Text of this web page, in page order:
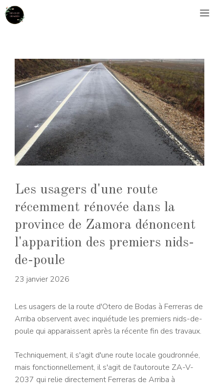
Aller
au
Les usagers d'une route
récemment rénovée dans la
province de Zamora dénoncent
l'apparition des premiers nids-
de-poule
23 janvier 2026
Les usagers de la route d'Otero de Bodas à Ferreras de
Arriba observent avec inquiétude les premiers nids-de-
poule qui apparaissent après la récente fin des travaux.
Techniquement, il s'agit d'une route locale goudronnée,
mais fonctionnellement, il s'agit de l'autoroute ZA-V-
2037 qui relie directement Ferreras de Arriba à